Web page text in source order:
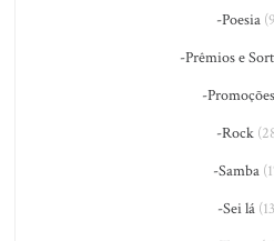
-Poesia
-Prêmios e
-Promoções
-Rock
-Samba
-Sei lá